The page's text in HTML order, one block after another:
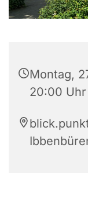
Montag,
20:00 Uhr